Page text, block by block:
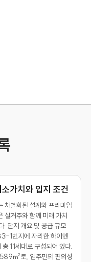
가치와 입지 조건
차별화된 설계와 프리미엄
실거주와 함께 미래 가치
. 단지 개요 및 공급 규모
1번지에 자리한 하이엔
11세대로 구성되어 있다.
㎡로, 입주민의 편의성